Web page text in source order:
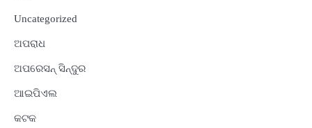
Uncategorized
ଅପରାଧ
ଅପରେସନ୍ ସିନ୍ଦୁର
ଆଇପିଏଲ
କଟକ